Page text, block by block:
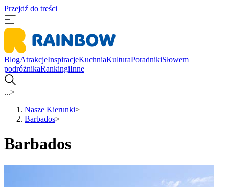
Przejdź do treści
BlogAtrakcjeInspiracjeKuchniaKulturaPoradnikiSłowem
podróżnikaRankingiInne
...>
Nasze Kierunki>
Barbados>
Barbados